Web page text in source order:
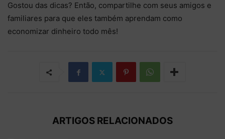
Gostou das dicas? Então, compartilhe com seus amigos e
familiares para que eles também aprendam como
economizar dinheiro todo mês!
ARTIGOS RELACIONADOS